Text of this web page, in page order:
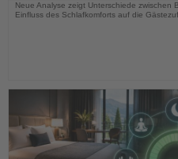
Neue Analyse zeigt Unterschiede
Einfluss des Schlafkomforts auf die